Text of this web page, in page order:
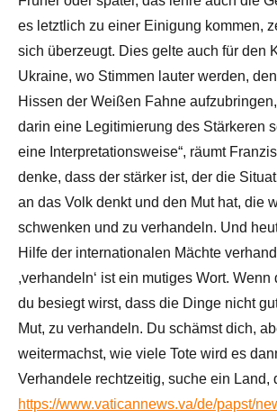
es letztlich zu einer Einigung kommen,
sich überzeugt. Dies gelte auch für den
Ukraine, wo Stimmen lauter werden,
Hissen der Weißen Fahne
darin eine Legitimierung des Stärkeren
eine Interpretationsweise“, räumt
denke, dass der stärker ist, der die
an das Volk denkt und den Mut hat, die
schwenken und zu verhandeln. Und
Hilfe der internationalen Mächte
,verhandeln‘ ist ein mutiges Wort. Wenn
du besiegt wirst, dass die Dinge nicht
Mut, zu verhandeln. Du schämst dich,
weitermachst, wie viele Tote wird es
Verhandele rechtzeitig, suche ein Land,
https://www.vaticannews.va/de/papst/